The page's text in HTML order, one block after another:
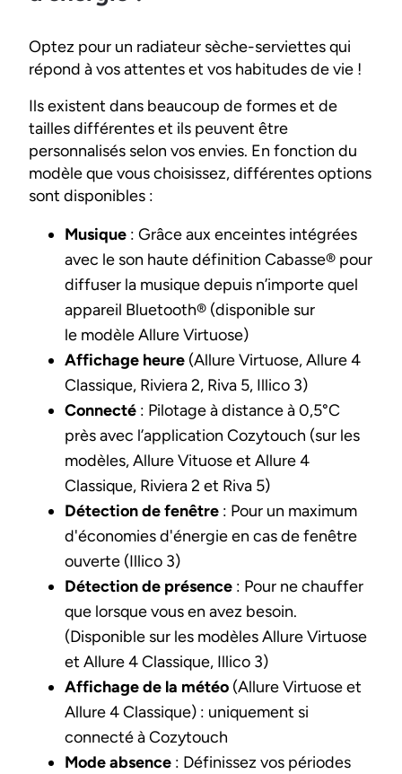
Optez pour un radiateur sèche-serviettes qui
répond à vos attentes et vos habitudes de vie !
Ils existent dans beaucoup de formes et de
tailles différentes et ils peuvent être
personnalisés selon vos envies. En fonction du
modèle que vous choisissez, différentes options
sont disponibles :
Musique : Grâce aux enceintes intégrées
avec le son haute définition Cabasse® pour
diffuser la musique depuis n’importe quel
appareil Bluetooth® (disponible sur
le modèle Allure Virtuose)
Affichage heure (Allure Virtuose, Allure 4
Classique, Riviera 2, Riva 5, Illico 3)
Connecté : Pilotage à distance à 0,5°C
près avec l’application Cozytouch (sur les
modèles, Allure Vituose et Allure 4
Classique, Riviera 2 et Riva 5)
Détection de fenêtre : Pour un maximum
d'économies d'énergie en cas de fenêtre
ouverte (Illico 3)
Détection de présence : Pour ne chauffer
que lorsque vous en avez besoin.
(Disponible sur les modèles Allure Virtuose
et Allure 4 Classique, Illico 3)
Affichage de la météo (Allure Virtuose et
Allure 4 Classique) : uniquement si
connecté à Cozytouch
Mode absence : Définissez vos périodes